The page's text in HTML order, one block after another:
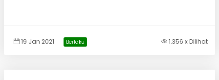
19 Jan 2021 Berlaku 1.356 x Dilihat